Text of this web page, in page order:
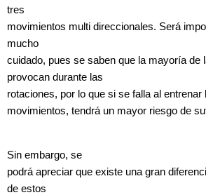
tres
movimientos multi direccionales. Será
mucho
cuidado, pues se saben que la mayoría de
provocan durante las
rotaciones, por lo que si se falla al entrenar
movimientos, tendrá un mayor riesgo de
Sin embargo, se
podrá apreciar que existe una gran
de estos